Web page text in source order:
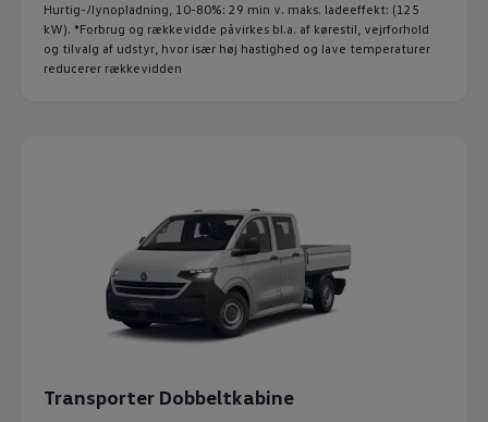
Hurtig-/lynopladning, 10-80%: 29 min v. maks. ladeeffekt: (125
kW). *Forbrug og rækkevidde påvirkes bl.a. af kørestil, vejrforhold
og tilvalg af udstyr, hvor især høj hastighed og lave temperaturer
reducerer rækkevidden
Transporter Dobbeltkabine